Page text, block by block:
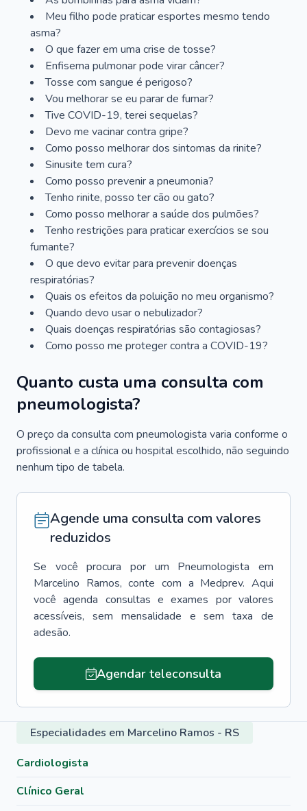
Meu filho pode praticar esportes mesmo tendo
asma?
O que fazer em uma crise de tosse?
Enfisema pulmonar pode virar câncer?
Tosse com sangue é perigoso?
Vou melhorar se eu parar de fumar?
Tive COVID-19, terei sequelas?
Devo me vacinar contra gripe?
Como posso melhorar dos sintomas da rinite?
Sinusite tem cura?
Como posso prevenir a pneumonia?
Tenho rinite, posso ter cão ou gato?
Como posso melhorar a saúde dos pulmões?
Tenho restrições para praticar exercícios se sou
fumante?
O que devo evitar para prevenir doenças
respiratórias?
Quais os efeitos da poluição no meu organismo?
Quando devo usar o nebulizador?
Quais doenças respiratórias são contagiosas?
Como posso me proteger contra a COVID-19?
Quanto custa uma consulta com
pneumologista?
O preço da consulta com pneumologista varia conforme o
profissional e a clínica ou hospital escolhido, não seguindo
nenhum tipo de tabela.
Agende uma consulta com valores
reduzidos
Se você procura por um Pneumologista
em
Marcelino Ramos, conte com a Medprev. Aqui
você agenda consultas e exames por valores
acessíveis, sem mensalidade e sem taxa de
adesão.
Agendar teleconsulta
Especialidades em Marcelino Ramos - RS
Cardiologista
Clínico Geral